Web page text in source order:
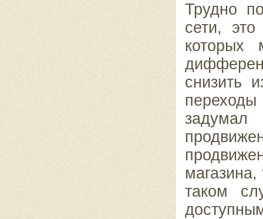
Трудно
сети,
которых
снизить
магазина,
таком